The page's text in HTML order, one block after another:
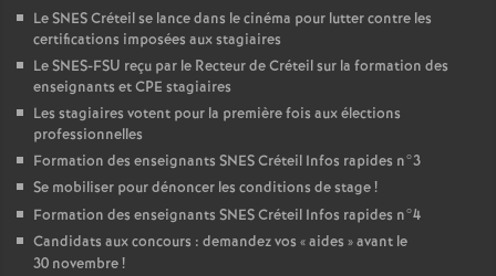
LeSNESCréteil se lance dans le cinéma pour lutter contre les
certifications imposées aux stagiaires
LeSNES-FSU reçu par le Recteur de Créteil sur la formation des
enseignants etCPE stagiaires
Les stagiaires votent pour la première fois aux élections
professionnelles
Formation des enseignants SNESCréteil Infos rapides n°3
Se mobiliser pour dénoncer les conditions de stage!
Formation des enseignants SNESCréteil Infos rapides n°4
Candidats aux concours : demandez vos «aides » avant le
30 novembre!